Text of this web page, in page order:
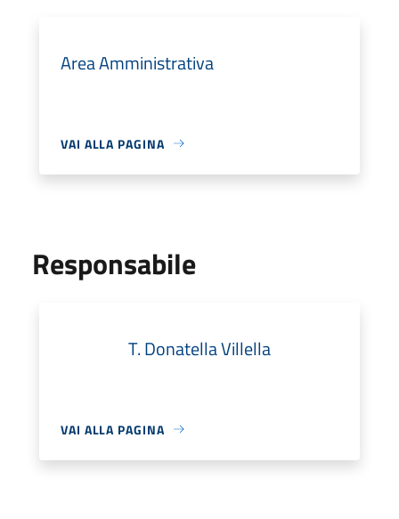
Area Amministrativa
VAI ALLA PAGINA
Responsabile
T. Donatella Villella
VAI ALLA PAGINA